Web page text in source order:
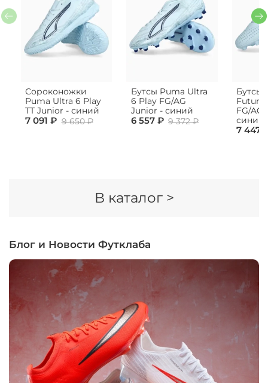
Сороконожки
Puma Ultra 6 Play
TT Junior - синий
7 091 ₽ 9 650 ₽
Бутсы Puma Ultra
6 Play FG/AG
Junior - синий
6 557 ₽ 9 372 ₽
Бутсы
Future
FG/AG
синий
7 447
В каталог >
Блог и Новости Футклаба